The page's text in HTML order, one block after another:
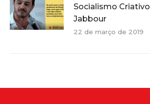
Socialismo Criativo
Jabbour
22 de março de 2019